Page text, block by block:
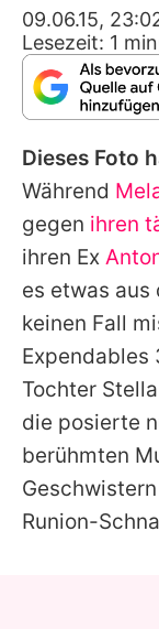
09.06.15,
Lesezeit: 1 min
Dieses Foto
Während
gegen ihren
ihren Ex
es etwas aus
keinen Fall
Expendables
Tochter
die posierte
berühmten
Runion-